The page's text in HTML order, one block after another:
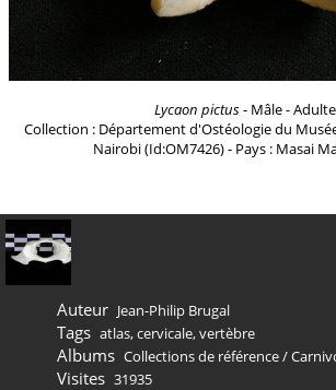
Lycaon pictus- Mâle - Adulte
Collection : Département d'Ostéologie du
Nairobi (Id:OM7426) - Pays : Masai
Auteur Jean-Philip Brugal
Tags atlas,cervicale,vertèbre
Albums Collections de référence/
Visites 31935